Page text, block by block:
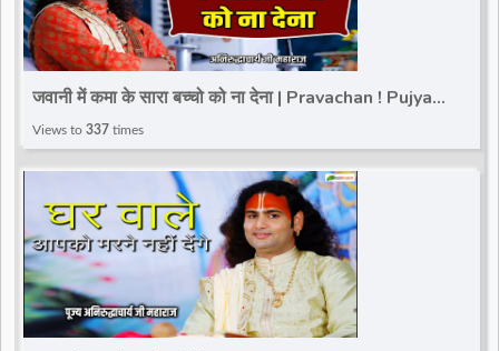
जवानी में कमा के सारा बच्चो को ना देना | Pravachan ! Pujya
Aniruddhacharya Ji Maharaj
Views to 337 times